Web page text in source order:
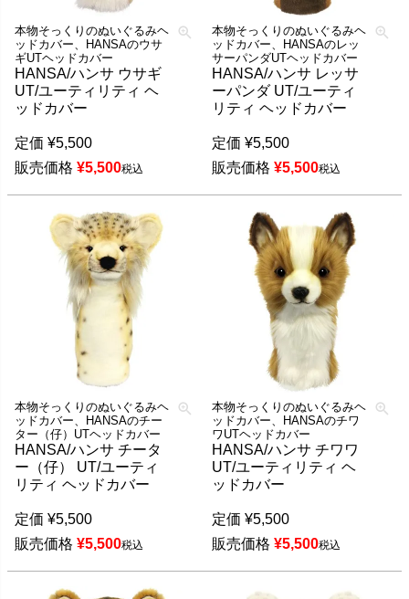
本物そっくりのぬいぐるみヘ
ッドカバー、HANSAのウサ
ギUTヘッドカバー
HANSA/ハンサ ウサギ
UT/ユーティリティ ヘ
ッドカバー
定価 ¥5,500
販売価格 ¥5,500税込
本物そっくりのぬいぐるみヘ
ッドカバー、HANSAのレッ
サーパンダUTヘッドカバー
HANSA/ハンサ レッサ
ーパンダ UT/ユーティ
リティ ヘッドカバー
定価 ¥5,500
販売価格 ¥5,500税込
本物そっくりのぬいぐるみヘ
ッドカバー、HANSAのチー
ター（仔）UTヘッドカバー
HANSA/ハンサ チータ
ー（仔） UT/ユーティ
リティ ヘッドカバー
定価 ¥5,500
販売価格 ¥5,500税込
本物そっくりのぬいぐるみヘ
ッドカバー、HANSAのチワ
ワUTヘッドカバー
HANSA/ハンサ チワワ
UT/ユーティリティ ヘ
ッドカバー
定価 ¥5,500
販売価格 ¥5,500税込